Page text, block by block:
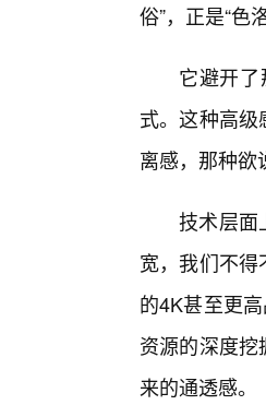
俗”，正是“色
它避开
式。这种高
离感，那种欲
技术层面
宽，我们不
的4K甚至更
资源的深度
来的通透感。